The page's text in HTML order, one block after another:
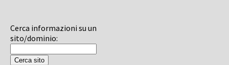
Cerca informazioni su un
sito/dominio: